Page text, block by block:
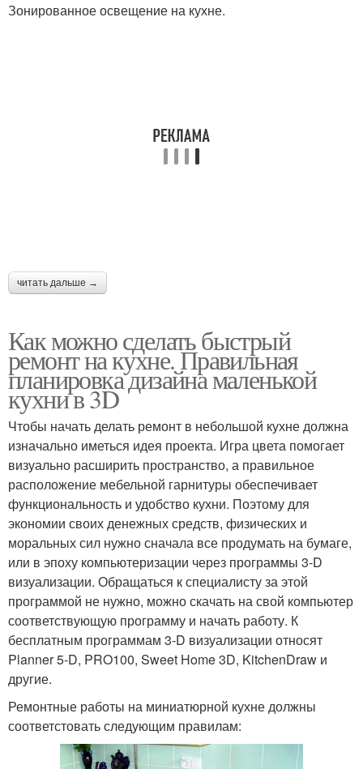
Зонированное освещение на кухне.
читать дальше →
Как можно сделать быстрый
ремонт на кухне. Правильная
планировка дизайна маленькой
кухни в 3D
Чтобы начать делать ремонт в небольшой кухне должна
изначально иметься идея проекта. Игра цвета помогает
визуально расширить пространство, а правильное
расположение мебельной гарнитуры обеспечивает
функциональность и удобство кухни. Поэтому для
экономии своих денежных средств, физических и
моральных сил нужно сначала все продумать на бумаге,
или в эпоху компьютеризации через программы 3-D
визуализации. Обращаться к специалисту за этой
программой не нужно, можно скачать на свой компьютер
соответствующую программу и начать работу. К
бесплатным программам 3-D визуализации относят
Planner 5-D, PRO100, Sweet Home 3D, KitchenDraw и
другие.
Ремонтные работы на миниатюрной кухне должны
соответстовать следующим правилам: